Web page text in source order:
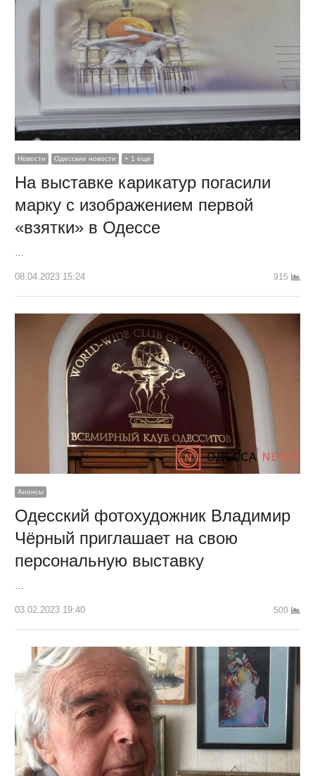
Новости Одесские новости + 1 еще
На выставке карикатур погасили
марку с изображением первой
«взятки» в Одессе
08.04.2023 15:24 915
Анонсы
Одесский фотохудожник Владимир
Чёрный приглашает на свою
персональную выставку
…
03.02.2023 19:40 500